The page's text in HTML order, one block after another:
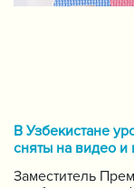
В Узбекистане
сняты на видео
Заместитель